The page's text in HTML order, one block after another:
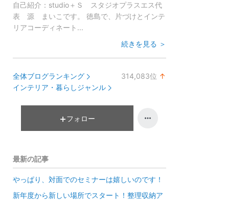
自己紹介： studio＋Ｓ スタジオプラスエス代
表 源 まいこです。 徳島で、片づけとインテ
リアコーディネート...
続きを見る ＞
全体ブログランキング 314,083位 ↑
インテリア・暮らしジャンル
フォロー
最新の記事
やっぱり、対面でのセミナーは嬉しいのです！
新年度から新しい場所でスタート！整理収納ア